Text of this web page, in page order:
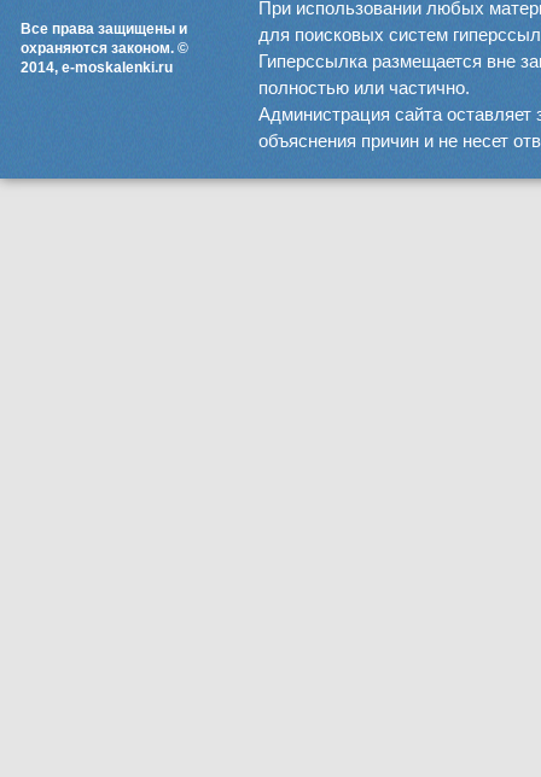
Все права защищены и
охраняются законом. ©
2014, e-moskalenki.ru
При использовании любых
для поисковых систем
Гиперссылка размещается вне
полностью или частично.
Администрация сайта оставляет
объяснения причин и не несет